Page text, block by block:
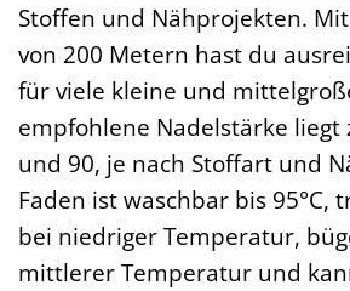
Stoffen und Nähprojekten.
von 200 Metern hast du
für viele kleine und
empfohlene Nadelstärke liegt
und 90, je nach Stoffart und
Faden ist waschbar bis 95°C,
bei niedriger Temperatur,
mittlerer Temperatur und